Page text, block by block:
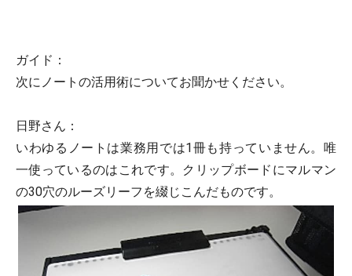
ガイド：
次にノートの活用術についてお聞かせください。
日野さん：
いわゆるノートは業務用では1冊も持っていません。唯
一使っているのはこれです。クリップボードにマルマン
の30穴のルーズリーフを綴じこんだものです。